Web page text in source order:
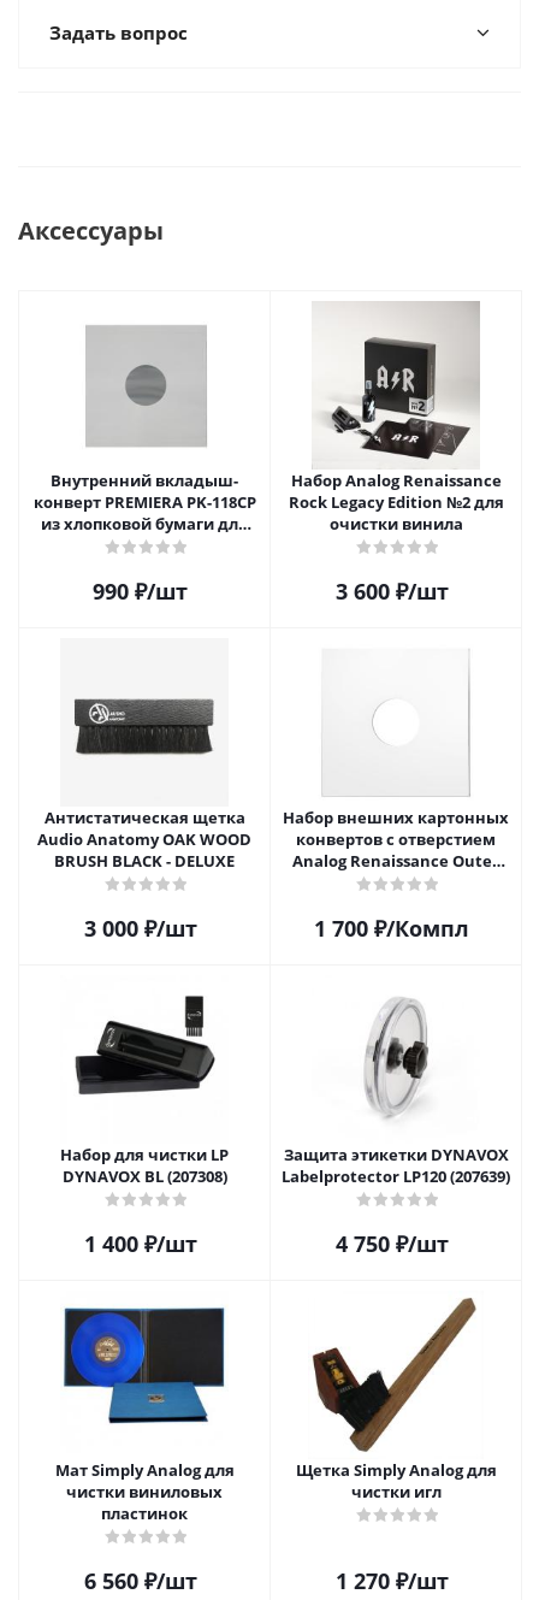
Задать вопрос
Аксессуары
Внутренний вкладыш-
конверт PREMIERA PK-118CP
из хлопковой бумаги для
12" виниловой пластинки 1
990 ₽/шт
Набор Analog Renaissance
Rock Legacy Edition №2 для
очистки винила
3 600₽/шт
Антистатическая щетка
Audio Anatomy OAK WOOD
BRUSH BLACK - DELUXE
3 000₽/шт
Набор внешних картонных
конвертов с отверстием
Analog Renaissance Оuter
Carton Jacket, 10шт, AR-
1 700 ₽/Компл
Набор для чистки LP
DYNAVOX BL (207308)
1 400₽/шт
Защита этикетки DYNAVOX
Labelprotector LP120 (207639)
4 750₽/шт
Мат Simply Analog для
чистки виниловых
пластинок
6 560₽/шт
Щетка Simply Analog для
чистки игл
1 270₽/шт